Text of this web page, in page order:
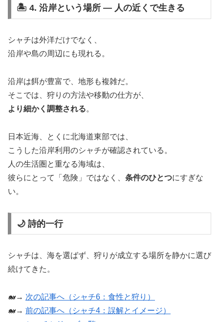
🏝️ 4. 沿岸という場所 ― 人の近くで生きる
シャチは外洋だけでなく、
沿岸や島の周辺にも現れる。
沿岸は餌が豊富で、地形も複雑だ。
そこでは、狩りの方法や移動の仕方が、
より細かく調整される。
日本近海、とくに北海道東部では、
こうした沿岸利用のシャチが確認されている。
人の生活圏と重なる海域は、
彼らにとって「危険」ではなく、 条件のひとつにすぎな
い。
🌙 詩的一行
シャチは、海を選ばず、狩りが成立する場所を静かに選び
続けてきた。
🐋→ 次の記事へ（シャチ6：食性と狩り）
🐋→ 前の記事へ（シャチ4：誤解とイメージ）